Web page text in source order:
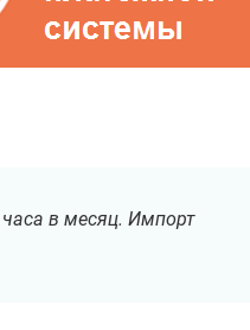
часа в месяц. Импорт